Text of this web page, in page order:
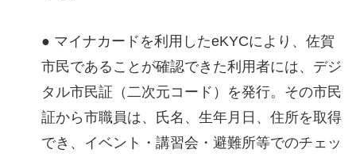
● マイナカードを利用したeKYCにより、佐賀
市民であることが確認できた利用者には、デジ
タル市民証（二次元コード）を発行。その市民
証から市職員は、氏名、生年月日、住所を取得
でき、イベント・講習会・避難所等でのチェッ